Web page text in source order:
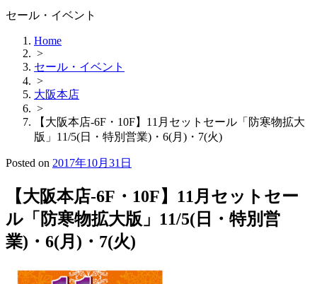
セール・イベント
Home
>
セール・イベント
>
大阪本店
>
【大阪本店-6F・10F】11月セットセール「防寒物拡大
版」11/5(日・特別営業)・6(月)・7(火)
Posted on 2017年10月31日
【大阪本店-6F・10F】11月セットセー
ル「防寒物拡大版」11/5(日・特別営
業)・6(月)・7(火)